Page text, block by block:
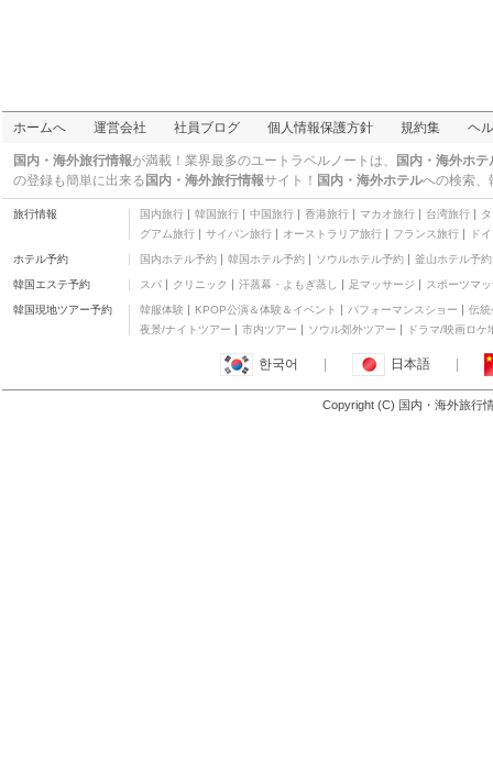
ホームへ 運営会社 社員ブログ 個人情報保護方針 規約集 ヘ
国内・海外旅行情報が満載！業界最多のユートラベルノートは、
国内・海外ホ
の登録も簡単に出来る 国内・海外旅行情報サイト！ 国内・海外ホテルへの検索、
旅行情報 国内旅行 韓国旅行 中国旅行 香港旅行 マカオ旅行 台湾旅行
グアム旅行
サイパン旅行 オーストラリア旅行 フランス旅行 ド
ホテル予約 国内ホテル予約 韓国ホテル予約 ソウルホテル予約 釜山ホテル予約
韓国エステ予約 スパ クリニック 汗蒸幕・よもぎ蒸し 足マッサージ スポーツマ
韓国現地ツアー予約 韓服体験 KPOP公演＆体験＆イベント パフォーマンスショー
伝統
夜景/ナイトツアー
市内ツアー ソウル郊外ツアー ドラマ/映画ロケ
한국어 日本語
Copyright (C) 国内・海外旅行